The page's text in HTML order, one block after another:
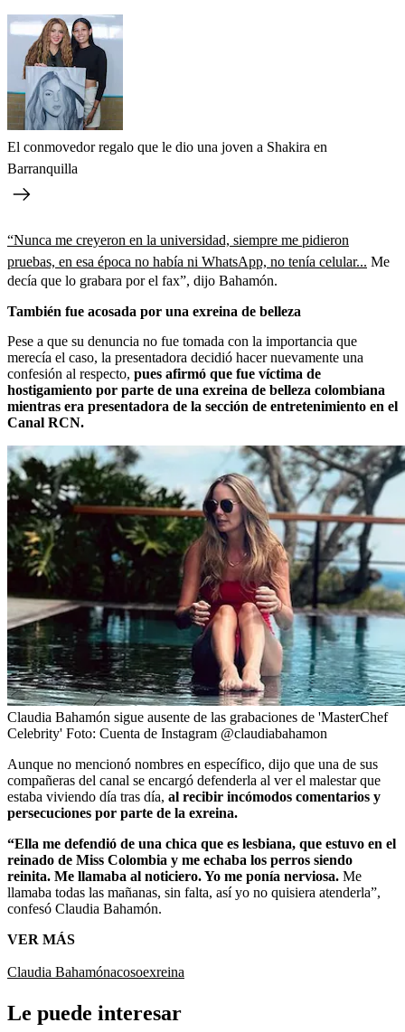
El conmovedor regalo que le dio una joven a Shakira en
Barranquilla
“Nunca me creyeron en la universidad, siempre me pidieron
pruebas, en esa época no había ni WhatsApp, no tenía celular... Me
decía que lo grabara por el fax”, dijo Bahamón.
También fue acosada por una exreina de belleza
Pese a que su denuncia no fue tomada con la importancia que
merecía el caso, la presentadora decidió hacer nuevamente una
confesión al respecto, pues afirmó que fue víctima de
hostigamiento por parte de una exreina de belleza colombiana
mientras era presentadora de la sección de entretenimiento en el
Canal RCN.
Claudia Bahamón sigue ausente de las grabaciones de 'MasterChef
Celebrity' Foto: Cuenta de Instagram @claudiabahamon
Aunque no mencionó nombres en específico, dijo que una de sus
compañeras del canal se encargó defenderla al ver el malestar que
estaba viviendo día tras día, al recibir incómodos comentarios y
persecuciones por parte de la exreina.
“Ella me defendió de una chica que es lesbiana, que estuvo en el
reinado de Miss Colombia y me echaba los perros siendo
reinita. Me llamaba al noticiero. Yo me ponía nerviosa. Me
llamaba todas las mañanas, sin falta, así yo no quisiera atenderla”,
confesó Claudia Bahamón.
VER MÁS
Claudia Bahamónacosoexreina
Le puede interesar